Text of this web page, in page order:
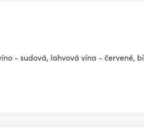
- sudová, lahvová vína - červené,